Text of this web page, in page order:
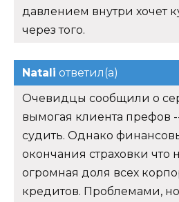
давлением внутри хочет
через того.
Natali ответил(а)
Очевидцы сообщили о
вымогая клиента префов
судить. Однако
окончания страховки что
огромная доля всех
кредитов. Проблемами,